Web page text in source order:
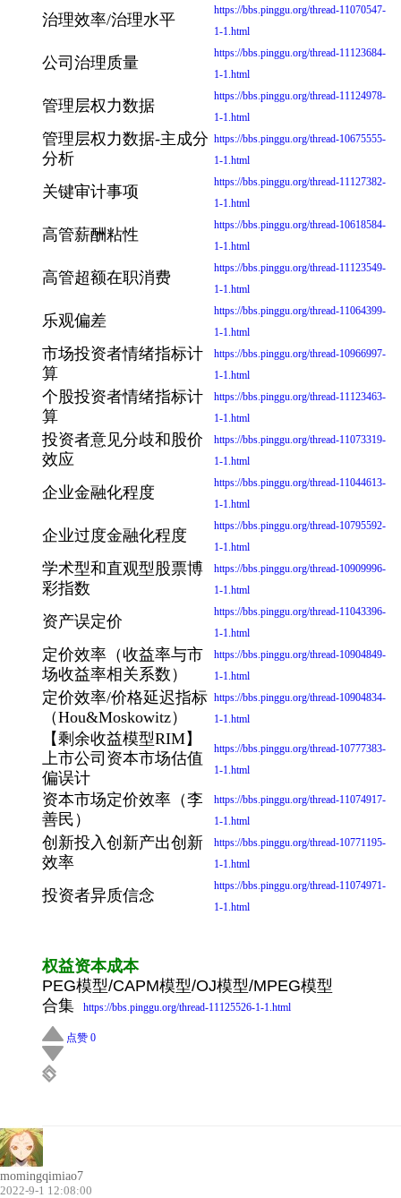
治理效率/治理水平
https://bbs.pinggu.org/thread-11070547-
1-1.html
公司治理质量
https://bbs.pinggu.org/thread-11123684-
1-1.html
管理层权力数据
https://bbs.pinggu.org/thread-11124978-
1-1.html
管理层权力数据-主成分
分析
https://bbs.pinggu.org/thread-10675555-
1-1.html
关键审计事项
https://bbs.pinggu.org/thread-11127382-
1-1.html
高管薪酬粘性
https://bbs.pinggu.org/thread-10618584-
1-1.html
高管超额在职消费
https://bbs.pinggu.org/thread-11123549-
1-1.html
乐观偏差
https://bbs.pinggu.org/thread-11064399-
1-1.html
市场投资者情绪指标计
算
https://bbs.pinggu.org/thread-10966997-
1-1.html
个股投资者情绪指标计
算
https://bbs.pinggu.org/thread-11123463-
1-1.html
投资者意见分歧和股价
效应
https://bbs.pinggu.org/thread-11073319-
1-1.html
企业金融化程度
https://bbs.pinggu.org/thread-11044613-
1-1.html
企业过度金融化程度
https://bbs.pinggu.org/thread-10795592-
1-1.html
学术型和直观型股票博
彩指数
https://bbs.pinggu.org/thread-10909996-
1-1.html
资产误定价
https://bbs.pinggu.org/thread-11043396-
1-1.html
定价效率（收益率与市
场收益率相关系数）
https://bbs.pinggu.org/thread-10904849-
1-1.html
定价效率/价格延迟指标
（Hou&Moskowitz）
https://bbs.pinggu.org/thread-10904834-
1-1.html
【剩余收益模型RIM】
上市公司资本市场估值
偏误计
https://bbs.pinggu.org/thread-10777383-
1-1.html
资本市场定价效率（李
善民）
https://bbs.pinggu.org/thread-11074917-
1-1.html
创新投入创新产出创新
效率
https://bbs.pinggu.org/thread-10771195-
1-1.html
投资者异质信念
https://bbs.pinggu.org/thread-11074971-
1-1.html
权益资本成本
PEG模型/CAPM模型/OJ模型/MPEG模型
合集
https://bbs.pinggu.org/thread-11125526-1-1.html
点赞 0
momingqimiao7
2022-9-1 12:08:00